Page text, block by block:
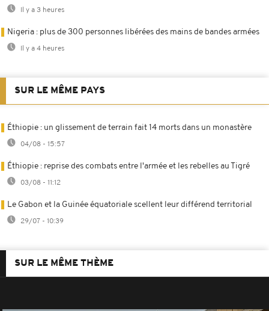
Il y a 3 heures
Nigeria : plus de 300 personnes libérées des mains de bandes armées
Il y a 4 heures
SUR LE MÊME PAYS
Éthiopie : un glissement de terrain fait 14 morts dans un monastère
04/08 - 15:57
Éthiopie : reprise des combats entre l'armée et les rebelles au Tigré
03/08 - 11:12
Le Gabon et la Guinée équatoriale scellent leur différend territorial
29/07 - 10:39
SUR LE MÊME THÈME